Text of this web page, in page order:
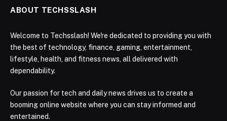
ABOUT TECHSSLASH
Welcome to Techsslash! We're dedicated to providing you with
the best of technology, finance, gaming, entertainment,
lifestyle, health, and fitness news, all delivered with
dependability.
Our passion for tech and daily news drives us to create a
booming online website where you can stay informed and
entertained.